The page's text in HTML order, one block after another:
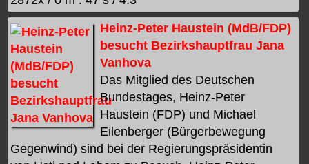
Heinz-Peter Haustein (MdB/FDP)
besucht Bezirkshauptfrau Jana
Vanhova
Das Mitglied des Deutschen
Bundestages, Heinz-Peter
Haustein (FDP) und Michael
Eilenberger (Bürgerbewegung
Gegenwind) sind bei der Regierungspräsidentin